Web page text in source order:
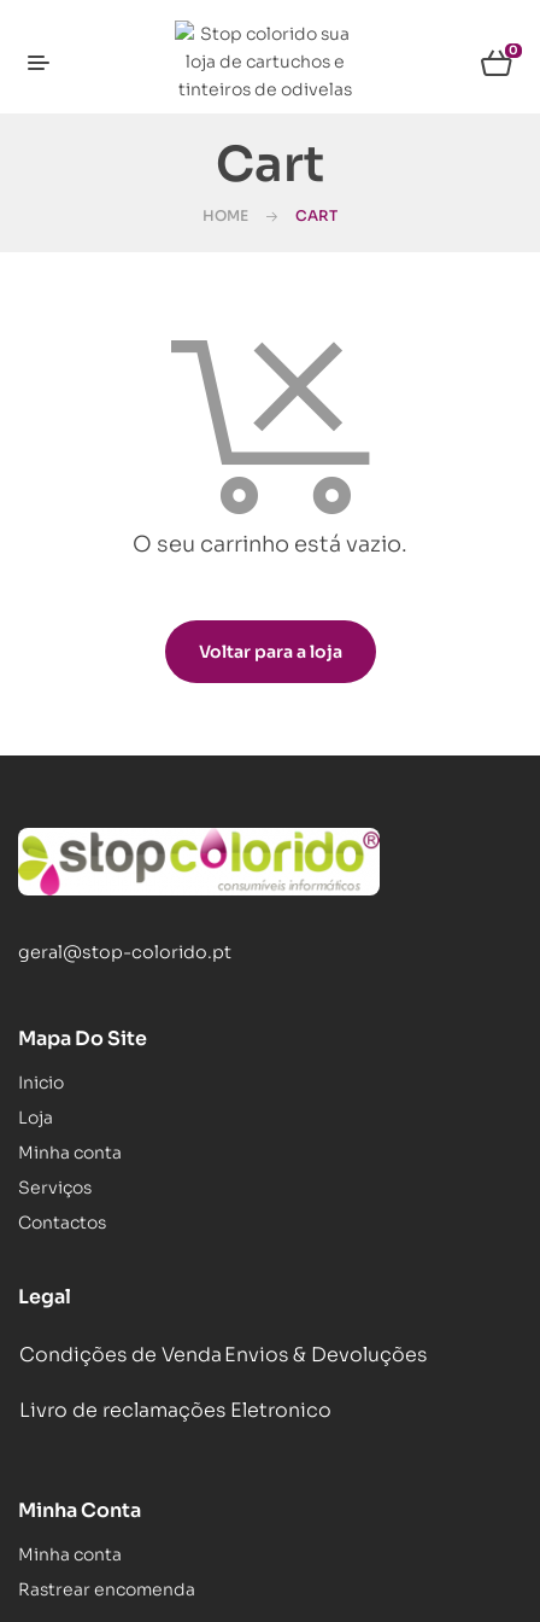
0
Cart
HOME CART
O seu carrinho está vazio.
Voltar para a loja
geral@stop-colorido.pt
Mapa Do Site
Inicio
Loja
Minha conta
Serviços
Contactos
Legal
Condições de VendaEnvios & Devoluções
Livro de reclamações Eletronico
Minha Conta
Minha conta
Rastrear encomenda